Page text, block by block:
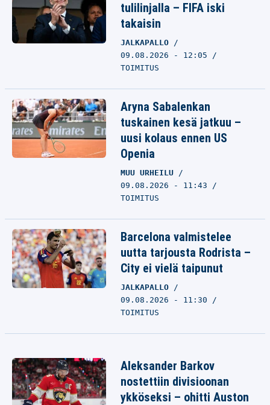
tulilinjalla – FIFA iski
takaisin
JALKAPALLO
09.08.2026 - 12:05
TOIMITUS
Aryna Sabalenkan
tuskainen kesä jatkuu –
uusi kolaus ennen US
Openia
MUU URHEILU
09.08.2026 - 11:43
TOIMITUS
Barcelona valmistelee
uutta tarjousta Rodrista –
City ei vielä taipunut
JALKAPALLO
09.08.2026 - 11:30
TOIMITUS
Aleksander Barkov
nostettiin divisioonan
ykköseksi – ohitti Auston